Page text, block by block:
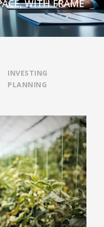
WITH FRAME
INVESTING
PLANNING